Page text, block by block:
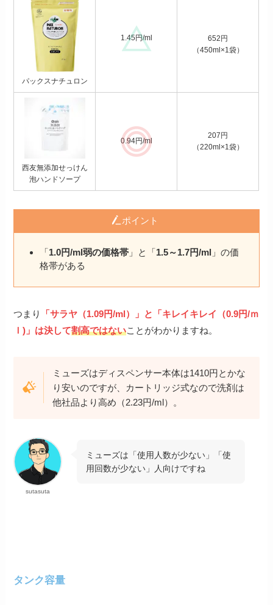
パックスナチュロン
1.45円/ml
652円
（450ml×1袋）
西友無添加せっけん
泡ハンドソープ
0.94円/ml
207円
（220ml×1袋）
ポイント
「1.0円/ml弱の価格帯」と「1.5～1.7円/ml 」の価
格帯がある
つまり
「サラヤ（1.09円/ml）」と「キレイキレイ（0.9円/ｍ
ｌ)」は決して割高ではないことがわかりますね。
ミューズはディスペンサー本体は1410円とかな
り安いのですが、カートリッジ式なので洗剤は
他社品より高め（2.23円/ml）。
sutasuta
ミューズは「使用人数が少ない」「使
用回数が少ない」人向けですね
タンク容量